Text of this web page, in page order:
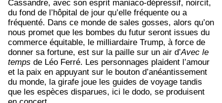
Cassandre, avec son esprit maniaco-dépressif, noircit,
du fond de l’hôpital de jour qu’elle fréquente ou a
fréquenté. Dans ce monde de sales gosses, alors qu’on
nous promet que les bombes du futur seront issues du
commerce équitable, le milliardaire Trump, à force de
donner sa fortune, est sur la paille sur un air d’Avec le
temps de Léo Ferré. Les personnages plaident l’amour
et la paix en appuyant sur le bouton d’anéantissement
du monde, la girafe joue les guides de voyage tandis
que les espèces disparues, ici le dodo, se produisent